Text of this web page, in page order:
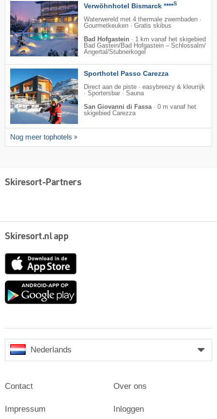
Verwöhnhotel Bismarck ****S
Waterwereld met 4 thermale zwembaden ·
Gourmetkeuken · Gratis skibus
Bad Hofgastein · 1 km vanaf het skigebied
Bad Gastein/​Bad Hofgastein – Schlossalm/​
Angertal/​Stubnerkogel
Sporthotel Passo Carezza
Direct aan de piste · easybreezy & kleurrijk
· Sportersbar · Sauna
San Giovanni di Fassa · 0 m vanaf het
skigebied Carezza
Nog meer tophotels
Skiresort-Partners
Skiresort.nl app
App
Google
Nederlands
Contact
Impressum
Over ons
Inloggen